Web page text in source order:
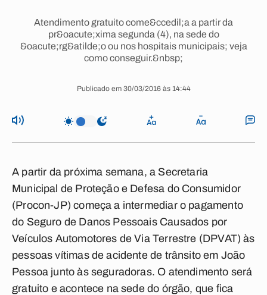
Atendimento gratuito come&ccedil;a a partir da
pr&oacute;xima segunda (4), na sede do
&oacute;rg&atilde;o ou nos hospitais municipais; veja
como conseguir.&nbsp;
Publicado em 30/03/2016 às 14:44
A partir da próxima semana, a Secretaria
Municipal de Proteção e Defesa do Consumidor
(Procon-JP) começa a intermediar o pagamento
do Seguro de Danos Pessoais Causados por
Veículos Automotores de Via Terrestre (DPVAT) às
pessoas vítimas de acidente de trânsito em João
Pessoa junto às seguradoras. O atendimento será
gratuito e acontece na sede do órgão, que fica